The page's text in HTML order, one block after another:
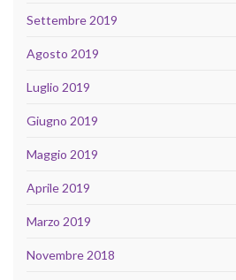
Settembre 2019
Agosto 2019
Luglio 2019
Giugno 2019
Maggio 2019
Aprile 2019
Marzo 2019
Novembre 2018